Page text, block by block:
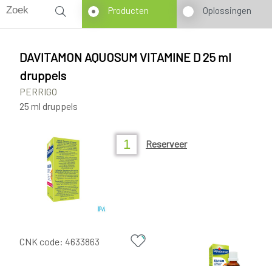
Producten Oplossingen
DAVITAMON AQUOSUM VITAMINE D 25 ml
druppels
PERRIGO
25 ml druppels
Reserveer
CNK code: 4633863